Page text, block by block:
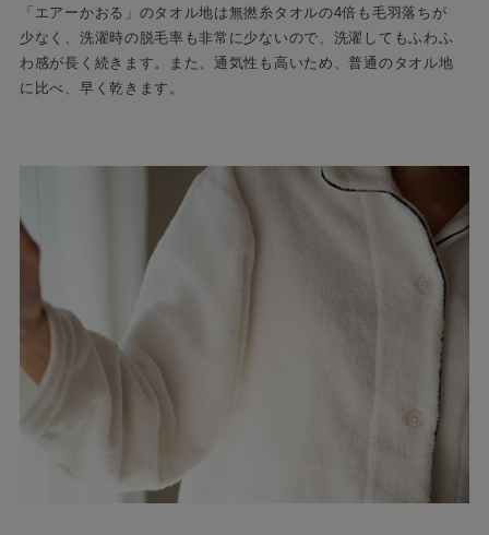
「エアーかおる」のタオル地は無撚糸タオルの4倍も毛羽落ちが
少なく、洗濯時の脱毛率も非常に少ないので、洗濯してもふわふ
わ感が長く続きます。また、通気性も高いため、普通のタオル地
に比べ、早く乾きます。